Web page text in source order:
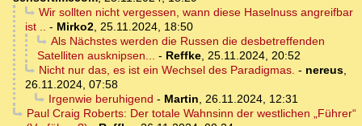
Wir sollten nicht vergessen, wann diese Haselnuss angreifbar
ist .. - Mirko2, 25.11.2024, 18:50
Als Nächstes werden die Russen die desbetreffenden
Satelliten ausknipsen... - Reffke, 25.11.2024, 20:52
Nicht nur das, es ist ein Wechsel des Paradigmas. - nereus,
26.11.2024, 07:58
Irgenwie beruhigend - Martin, 26.11.2024, 12:31
Paul Craig Roberts: Der totale Wahnsinn der westlichen „Führer“